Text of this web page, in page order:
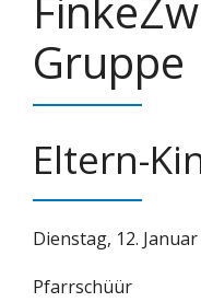
Gruppe
Eltern-
Dienstag, 12.
Pfarrschüür